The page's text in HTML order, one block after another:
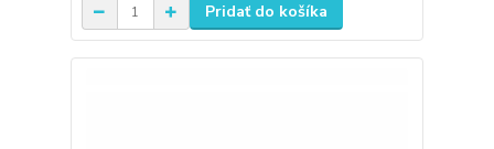
Pridať do košíka